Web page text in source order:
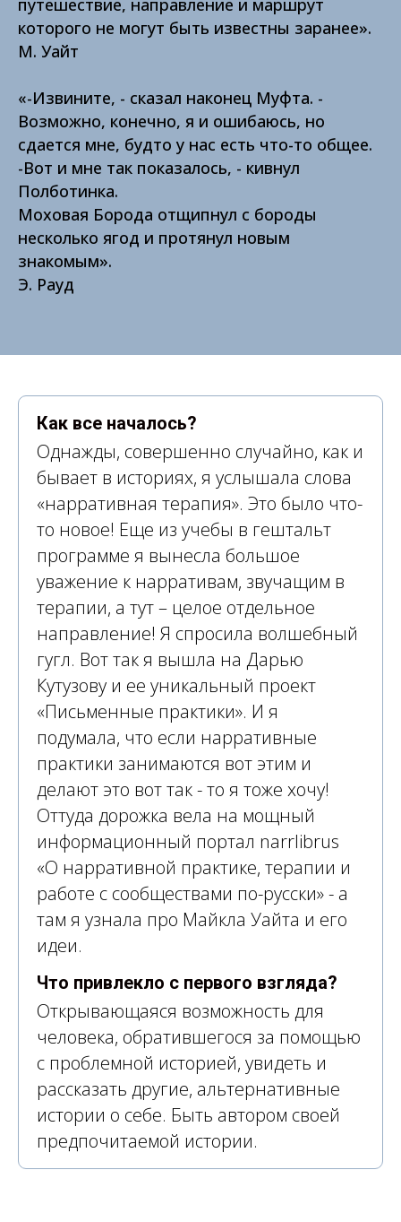
путешествие, направление и маршрут
которого не могут быть известны заранее».
М. Уайт
«-Извините, - сказал наконец Муфта. -
Возможно, конечно, я и ошибаюсь, но
сдается мне, будто у нас есть что-то общее.
-Вот и мне так показалось, - кивнул
Полботинка.
Моховая Борода отщипнул с бороды
несколько ягод и протянул новым
знакомым».
Э. Рауд
Как все началось?
Однажды, совершенно случайно, как и
бывает в историях, я услышала слова
«нарративная терапия». Это было что-
то новое! Еще из учебы в гештальт
программе я вынесла большое
уважение к нарративам, звучащим в
терапии, а тут – целое отдельное
направление! Я спросила волшебный
гугл. Вот так я вышла на Дарью
Кутузову и ее уникальный проект
«Письменные практики». И я
подумала, что если нарративные
практики занимаются вот этим и
делают это вот так - то я тоже хочу!
Оттуда дорожка вела на мощный
информационный портал narrlibrus
«О нарративной практике, терапии и
работе с сообществами по-русски» - а
там я узнала про Майкла Уайта и его
идеи.
Что привлекло с первого взгляда?
Открывающаяся возможность для
человека, обратившегося за помощью
с проблемной историей, увидеть и
рассказать другие, альтернативные
истории о себе. Быть автором своей
предпочитаемой истории.